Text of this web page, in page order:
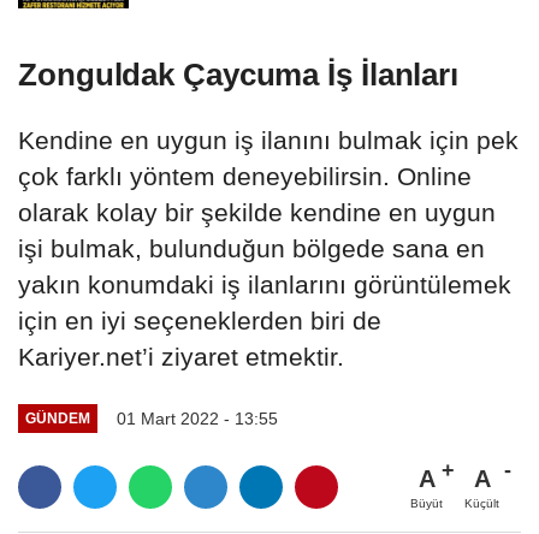
Zonguldak Çaycuma İş İlanları
Kendine en uygun iş ilanını bulmak için pek
çok farklı yöntem deneyebilirsin. Online
olarak kolay bir şekilde kendine en uygun
işi bulmak, bulunduğun bölgede sana en
yakın konumdaki iş ilanlarını görüntülemek
için en iyi seçeneklerden biri de
Kariyer.net’i ziyaret etmektir.
GÜNDEM 01 Mart 2022 - 13:55
A
Büyüt
A
Küçült